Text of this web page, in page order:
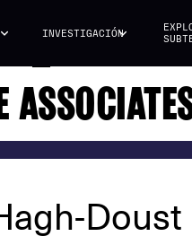
INVESTIGACIÓN
Doust